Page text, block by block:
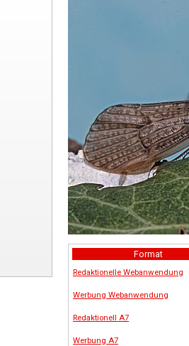
Format
Redaktionelle Webanwendung
Werbung Webanwendung
Redaktionell A7
Werbung A7